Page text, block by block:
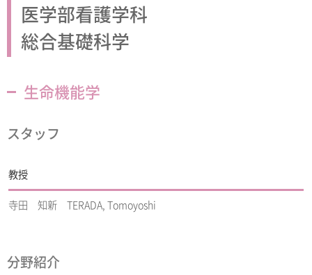
医学部看護学科
総合基礎科学
生命機能学
スタッフ
教授
寺田 知新 TERADA, Tomoyoshi
分野紹介